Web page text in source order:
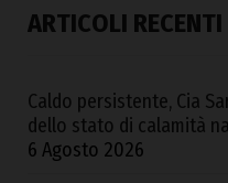
ARTICOLI RECENTI
Caldo persistente, Cia
dello stato di calamità
6 Agosto 2026